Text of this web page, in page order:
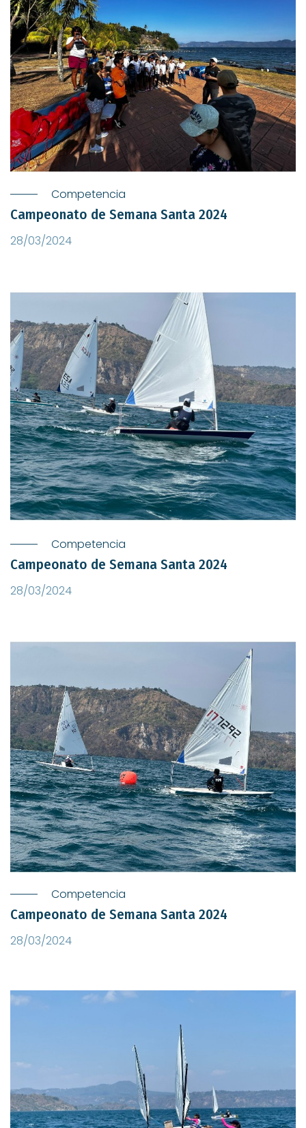
Competencia
Campeonato de Semana Santa 2024
28/03/2024
Competencia
Campeonato de Semana Santa 2024
28/03/2024
Competencia
Campeonato de Semana Santa 2024
28/03/2024